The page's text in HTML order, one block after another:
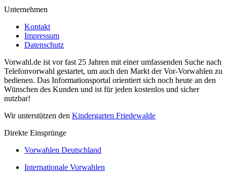
Unternehmen
Kontakt
Impressum
Datenschutz
Vorwahl.de ist vor fast 25 Jahren mit einer umfassenden Suche nach
Telefonvorwahl gestartet, um auch den Markt der Vor-Vorwahlen zu
bedienen. Das Informationsportal orientiert sich noch heute an den
Wünschen des Kunden und ist für jeden kostenlos und sicher
nutzbar!
Wir unterstützen den Kindergarten Friedewalde
Direkte Einsprünge
Vorwahlen Deutschland
Internationale Vorwahlen